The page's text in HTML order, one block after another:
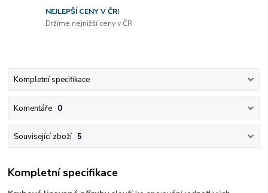
NEJLEPŠÍ CENY V ČR!
Držíme nejnižší ceny v ČR
Kompletní specifikace
Komentáře 0
Související zboží 5
Kompletní specifikace